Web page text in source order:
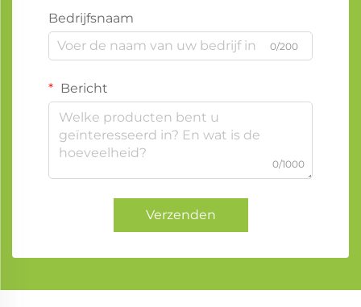
Bedrijfsnaam
0/200
Bericht
0/1000
Verzenden